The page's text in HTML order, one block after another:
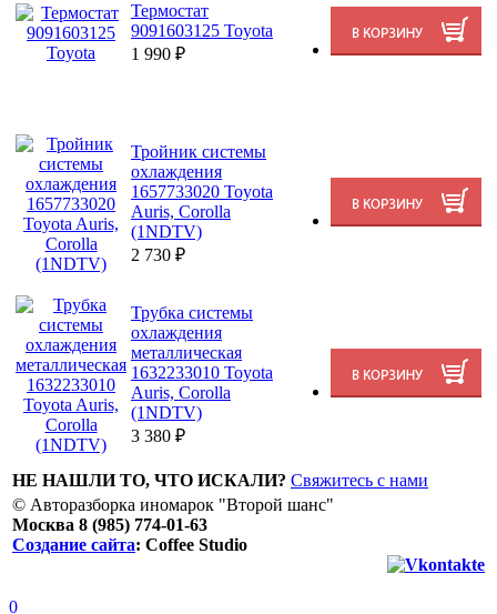
Термостат
9091603125 Toyota
1 990 ₽
Тройник системы
охлаждения
1657733020 Toyota
Auris, Corolla
(1NDTV)
2 730 ₽
Трубка системы
охлаждения
металлическая
1632233010 Toyota
Auris, Corolla
(1NDTV)
3 380 ₽
НЕ НАШЛИ ТО, ЧТО ИСКАЛИ? Свяжитесь с нами
© Авторазборка иномарок "Второй шанс"
Москва 8 (985) 774-01-63
Создание сайта: Coffee Studio
0